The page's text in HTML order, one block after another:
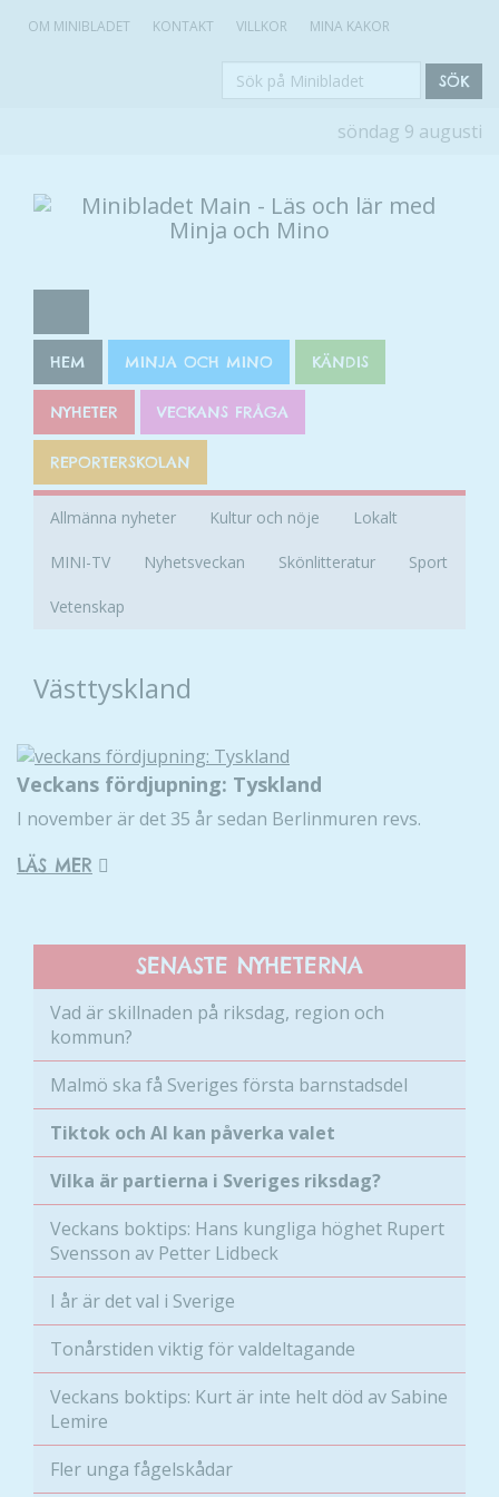
OM MINIBLADET KONTAKT VILLKOR MINA KAKOR
Sök
SÖK
söndag 9 augusti
HEM MINJA OCH MINO KÄNDIS
NYHETER VECKANS FRÅGA
REPORTERSKOLAN
Allmänna nyheter Kultur och nöje Lokalt
MINI-TV Nyhetsveckan Skönlitteratur Sport
Vetenskap
Västtyskland
Veckans fördjupning: Tyskland
I november är det 35 år sedan Berlinmuren revs.
LÄS MER
SENASTE NYHETERNA
Vad är skillnaden på riksdag, region och
kommun?
Malmö ska få Sveriges första barnstadsdel
Tiktok och AI kan påverka valet
Vilka är partierna i Sveriges riksdag?
Veckans boktips: Hans kungliga höghet Rupert
Svensson av Petter Lidbeck
I år är det val i Sverige
Tonårstiden viktig för valdeltagande
Veckans boktips: Kurt är inte helt död av Sabine
Lemire
Fler unga fågelskådar